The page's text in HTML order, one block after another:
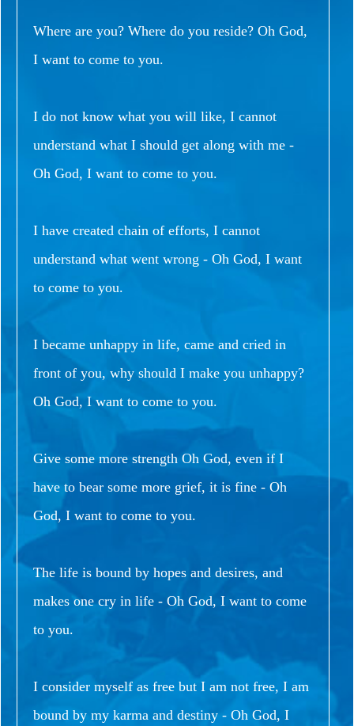
Where are you? Where do you reside? Oh God,
I want to come to you.
I do not know what you will like, I cannot
understand what I should get along with me -
Oh God, I want to come to you.
I have created chain of efforts, I cannot
understand what went wrong - Oh God, I want
to come to you.
I became unhappy in life, came and cried in
front of you, why should I make you unhappy?
Oh God, I want to come to you.
Give some more strength Oh God, even if I
have to bear some more grief, it is fine - Oh
God, I want to come to you.
The life is bound by hopes and desires, and
makes one cry in life - Oh God, I want to come
to you.
I consider myself as free but I am not free, I am
bound by my karma and destiny - Oh God, I